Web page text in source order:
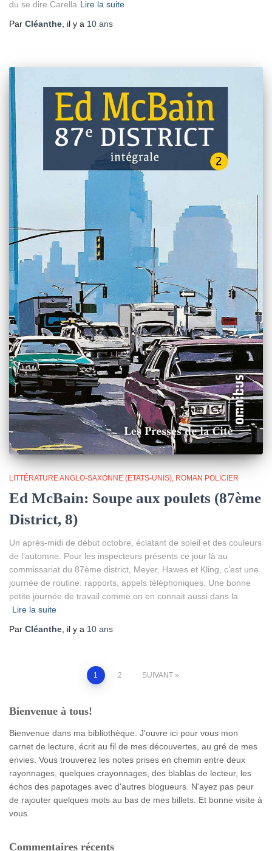
du se dire Carella Lire la suite
Par Cléanthe , il y a 10 ans
LITTÉRATURE ANGLO-SAXONNE (ETATS-UNIS) ROMAN POLICIER
Ed McBain: Soupe aux poulets (87ème
District, 8)
Un après-midi de début octobre, éclatant de soleil et des couleurs
de l’automne. Pour les inspecteurs présents ce jour là au
commissariat du 87ème district, Meyer, Hawes et Kling, c’est une
journée de routine: rapports, appels téléphoniques. Une bonne
petite journée de travail comme on en connait aussi dans la
Lire la suite
Par Cléanthe , il y a 10 ans
des
publications
1 2 SUIVANT
Bienvenue à tous!
Bienvenue dans ma bibliothèque. J'ouvre ici pour vous mon
carnet de lecture, écrit au fil de mes découvertes, au gré de mes
envies. Vous trouverez les notes prises en chemin entre deux
rayonnages, quelques crayonnages, des blablas de lecteur, les
échos des papotages avec d'autres blogueurs. N'ayez pas peur
de rajouter quelques mots au bas de mes billets. Et bonne visite à
vous.
Commentaires récents